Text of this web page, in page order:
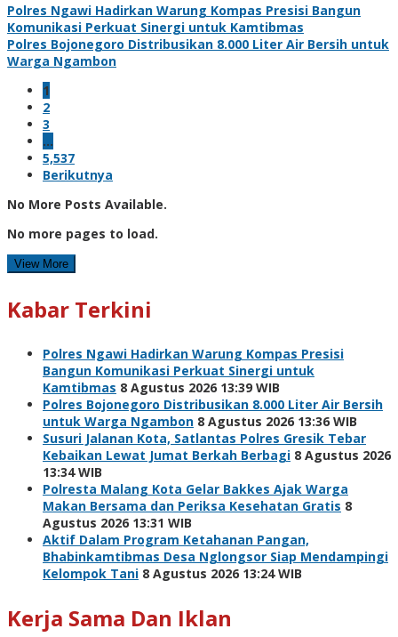
Polres Ngawi Hadirkan Warung Kompas Presisi Bangun
Komunikasi Perkuat Sinergi untuk Kamtibmas
Polres Bojonegoro Distribusikan 8.000 Liter Air Bersih untuk
Warga Ngambon
1
2
3
…
5,537
Berikutnya
No More Posts Available.
No more pages to load.
View More
Kabar Terkini
Polres Ngawi Hadirkan Warung Kompas Presisi
Bangun Komunikasi Perkuat Sinergi untuk
Kamtibmas 8 Agustus 2026 13:39 WIB
Polres Bojonegoro Distribusikan 8.000 Liter Air Bersih
untuk Warga Ngambon 8 Agustus 2026 13:36 WIB
Susuri Jalanan Kota, Satlantas Polres Gresik Tebar
Kebaikan Lewat Jumat Berkah Berbagi 8 Agustus 2026
13:34 WIB
Polresta Malang Kota Gelar Bakkes Ajak Warga
Makan Bersama dan Periksa Kesehatan Gratis 8
Agustus 2026 13:31 WIB
Aktif Dalam Program Ketahanan Pangan,
Bhabinkamtibmas Desa Nglongsor Siap Mendampingi
Kelompok Tani 8 Agustus 2026 13:24 WIB
Kerja Sama Dan Iklan